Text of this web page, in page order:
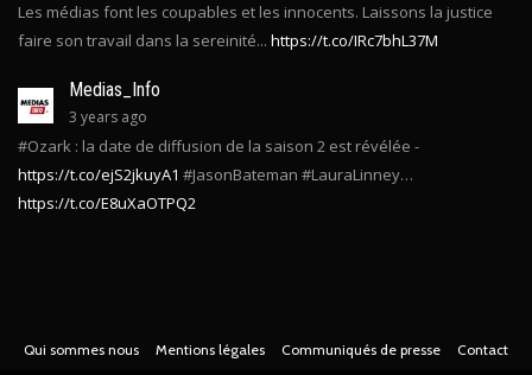
Les médias font les coupables et les innocents. Laissons la justice
faire son travail dans la sereinité... https://t.co/IRc7bhL37M
Medias_Info
3 years ago
#Ozark : la date de diffusion de la saison 2 est révélée -
https://t.co/ejS2jkuyA1 #JasonBateman #LauraLinney…
https://t.co/E8uXaOTPQ2
Qui sommes nous Mentions légales Communiqués de presse Contact